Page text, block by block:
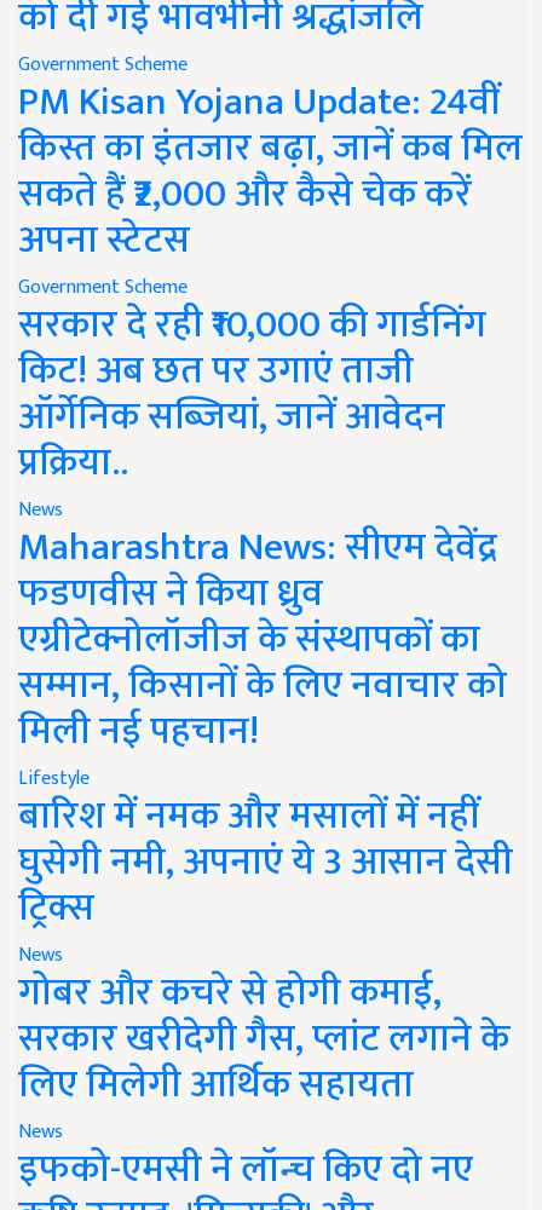
को दी गई भावभीनी श्रद्धांजलि
Government Scheme
PM Kisan Yojana Update: 24वीं
किस्त का इंतजार बढ़ा, जानें कब मिल
सकते हैं ₹2,000 और कैसे चेक करें
अपना स्टेटस
Government Scheme
सरकार दे रही ₹10,000 की गार्डनिंग
किट! अब छत पर उगाएं ताजी
ऑर्गेनिक सब्जियां, जानें आवेदन
प्रक्रिया..
News
Maharashtra News: सीएम देवेंद्र
फडणवीस ने किया ध्रुव
एग्रीटेक्नोलॉजीज के संस्थापकों का
सम्मान, किसानों के लिए नवाचार को
मिली नई पहचान!
Lifestyle
बारिश में नमक और मसालों में नहीं
घुसेगी नमी, अपनाएं ये 3 आसान देसी
ट्रिक्स
News
गोबर और कचरे से होगी कमाई,
सरकार खरीदेगी गैस, प्लांट लगाने के
लिए मिलेगी आर्थिक सहायता
News
इफको-एमसी ने लॉन्च किए दो नए